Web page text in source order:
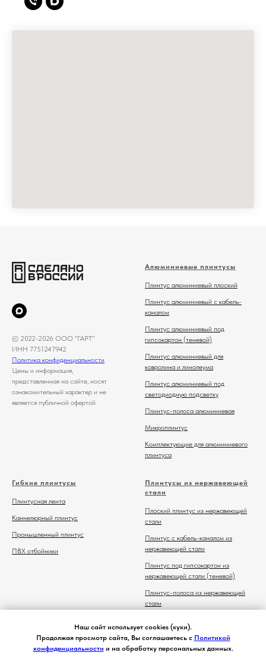
Наш сайт использует cookies (куки).
Продолжая просмотр сайта, Вы соглашаетесь с Политикой
конфиденциальности и на обработку персональных данных.
© 2022-2026 ООО "ГАРТ"
ИНН 7751247942
Политика конфиденциальности
Цены и информация,
представленная на сайте, носят
ознакомительный характер и не
является публичной офертой
Алюминиевые плинтусы
Плинтус алюминиевый плоский
Плинтус алюминиевый с кабель-
каналом
Плинтус алюминиевый под
гипсокартон (теневой)
Плинтус алюминиевый для
ковролина и линолеума
Плинтус алюминиевый под
светодиодную подсветку
Плинтус-полоса алюминиевая
Микроплинтус
Комплектующие для алюминиевого
плинтуса
Гибкие плинтусы
Плинтусная лента
Каннелюрный плинтус
Промышленный плинтус
ПВХ отбойники
Плинтусы из нержавеющей
стали
Плоский плинтус из нержавеющей
стали
Плинтус с кабель-каналом из
нержавеющей стали
Плинтус под гипсокартон из
нержавеющей стали (теневой)
Плинтус-полоса из нержавеющей
стали
нержавеющей стали